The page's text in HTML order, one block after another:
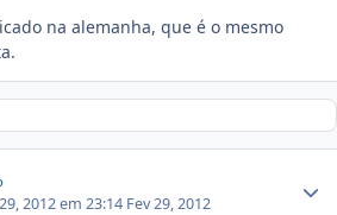
na alemanha, que é o mesmo
2012 em 23:14 Fev 29, 2012